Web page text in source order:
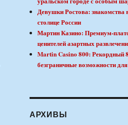
Девушки Ростова: знакомства
столице России
Мартин Казино: Премиум-
ценителей азартных
Martin Casino 800: Рекордный
безграничные возможности
АРХИВЫ